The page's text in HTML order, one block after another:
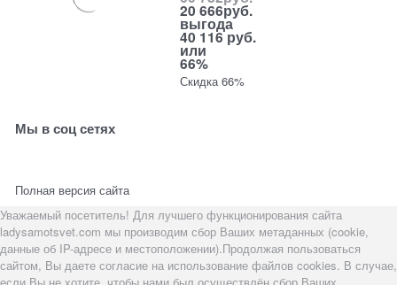
20 666руб.
выгода
40 116 руб.
или
66%
Скидка 66%
Мы в соц сетях
Полная версия сайта
Уважаемый посетитель! Для лучшего функционирования сайта
ladysamotsvet.com мы производим сбор Ваших метаданных (cookie,
данные об IP-адресе и местоположении).Продолжая пользоваться
сайтом, Вы даете согласие на использование файлов cookies. В случае,